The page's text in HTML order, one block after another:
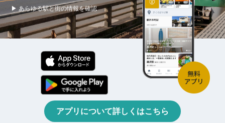
▶ あらゆる駅と街の情報を確認
アプリについて詳しくはこちら